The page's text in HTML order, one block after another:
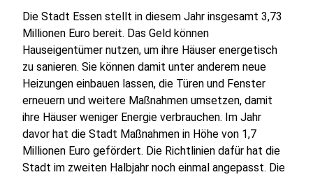
Die Stadt Essen stellt in diesem Jahr insgesamt 3,73
Millionen Euro bereit. Das Geld können
Hauseigentümer nutzen, um ihre Häuser energetisch
zu sanieren. Sie können damit unter anderem neue
Heizungen einbauen lassen, die Türen und Fenster
erneuern und weitere Maßnahmen umsetzen, damit
ihre Häuser weniger Energie verbrauchen. Im Jahr
davor hat die Stadt Maßnahmen in Höhe von 1,7
Millionen Euro gefördert. Die Richtlinien dafür hat die
Stadt im zweiten Halbjahr noch einmal angepasst. Die